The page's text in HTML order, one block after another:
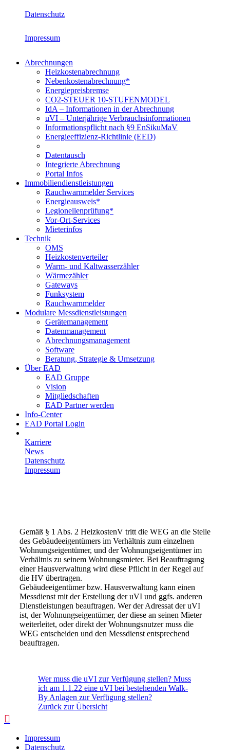
Datenschutz
Impressum
Abrechnungen
Heizkostenabrechnung
Nebenkostenabrechnung*
Energiepreisbremse
CO2-STEUER 10-STUFENMODEL
IdA – Informationen in der Abrechnung
uVI – Unterjährige Verbrauchsinformationen
Informationspflicht nach §9 EnSikuMaV
Energieeffizienz-Richtlinie (EED)
Datentausch
Integrierte Abrechnung
Portal Infos
Immobiliendienstleistungen
Rauchwarnmelder Services
Energieausweis*
Legionellenprüfung*
Vor-Ort-Services
Mieterinfos
Technik
OMS
Heizkostenverteiler
Warm- und Kaltwasserzähler
Wärmezähler
Gateways
Funksystem
Rauchwarnmelder
Modulare Messdienstleistungen
Gerätemanagement
Datenmanagement
Abrechnungsmanagement
Software
Beratung, Strategie & Umsetzung
Über EAD
EAD Gruppe
Vision
Mitgliedschaften
EAD Partner werden
Info-Center
EAD Portal Login
Karriere
News
Datenschutz
Impressum
Gemäß § 1 Abs. 2 HeizkostenV tritt die WEG an die Stelle
des Gebäudeeigentümers im Verhältnis zum einzelnen
Wohnungseigentümer, und der Wohnungseigentümer im
Verhältnis zu seinem Wohnungsmieter. Bei Beauftragung
einer Hausverwaltung wird diese Pflicht in der Regel auf
die HV übertragen.
Gebäudeeigentümer bzw. Hausverwaltung kann einen
Messdienst mit der Erstellung der uVI und ggfs. anderen
Dienstleistungen beauftragen. Wer der Adressat der uVI
ist, der Wohnungseigentümer, der diese an seinen Mieter
weiterleitet, oder direkt der Wohnungsnutzer muss die
WEG entscheiden und den Messdienst entsprechend
beauftragen.
Wer muss die uVI zur Verfügung stellen? Muss
ich am 1.1.22 eine uVI bei bestehenden Walk-
By Anlagen zur Verfügung stellen?
Zurück zur Übersicht
Impressum
Datenschutz